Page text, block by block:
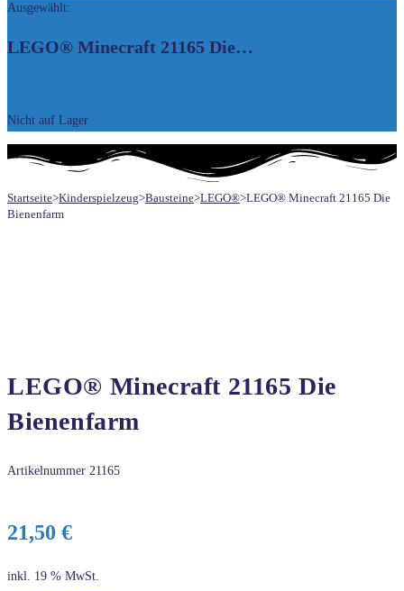
Ausgewählt:
LEGO® Minecraft 21165 Die…
Nicht auf Lager
Startseite>Kinderspielzeug>Bausteine>LEGO®>LEGO® Minecraft 21165 Die
Bienenfarm
LEGO® Minecraft 21165 Die
Bienenfarm
Artikelnummer 21165
21,50 €
inkl. 19 % MwSt.